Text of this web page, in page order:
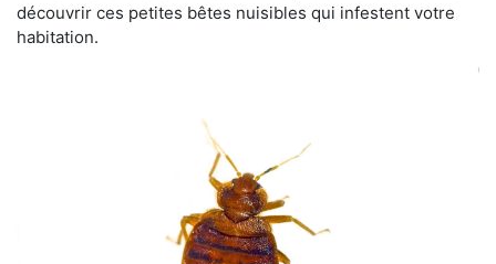
découvrir ces petites bêtes nuisibles qui infestent votre
habitation.